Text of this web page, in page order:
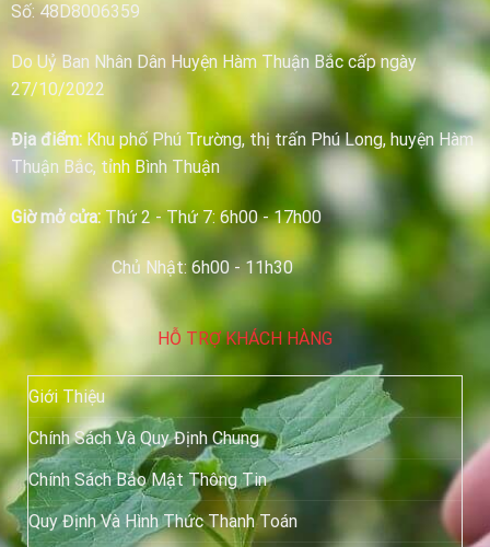
Số: 48D8006359
Do Uỷ Ban Nhân Dân Huyện Hàm Thuận Bắc cấp ngày
27/10/2022
Địa điểm:Khu phố Phú Trường, thị trấn Phú Long, huyện Hàm
Thuận Bắc, tỉnh Bình Thuận
Giờ mở cửa: Thứ 2 - Thứ 7: 6h00 - 17h00
Chủ Nhật: 6h00 - 11h30
HỖ TRỢ KHÁCH HÀNG
Giới Thiệu
Chính Sách Và Quy Định Chung
Chính Sách Bảo Mật Thông Tin
Quy Định Và Hình Thức Thanh Toán